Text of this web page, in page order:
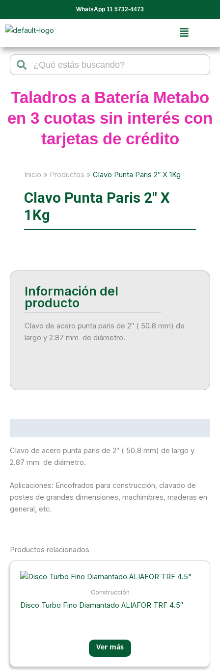
al
contenido
WhatsApp 11 5732-4473
Search Search
Taladros a Batería Metabo
en 3 cuotas sin interés con
tarjetas de crédito
Inicio Productos Clavo Punta Paris 2″ X 1Kg
Clavo Punta Paris 2″ X
1Kg
Clavo de acero punta paris de 2″ ( 50.8 mm) de
largo y 2.87 mm de diámetro.
Clavo de acero punta paris de 2″ ( 50.8 mm) de largo y
2.87 mm de diámetro.
Aplicaciones: Encofrados para construcción, clavado de
postes de grandes dimensiones, machimbres, maderas en
general, etc.
Productos relacionados
Construcción
Disco Turbo Fino Diamantado ALIAFOR TRF 4.5″